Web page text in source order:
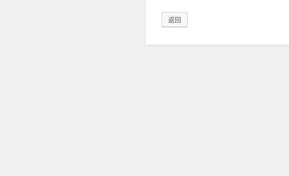
返回